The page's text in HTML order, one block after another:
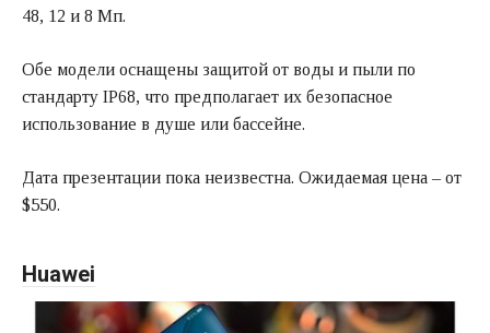
48, 12 и 8 Мп.
Обе модели оснащены защитой от воды и пыли по
стандарту IP68, что предполагает их безопасное
использование в душе или бассейне.
Дата презентации пока неизвестна. Ожидаемая цена – от
$550.
Huawei